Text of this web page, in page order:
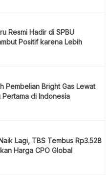
Resmi Hadir di SPBU
Positif karena Lebih
Pembelian Bright Gas Lewat
di Indonesia
Lagi, TBS Tembus Rp3.528
Harga CPO Global